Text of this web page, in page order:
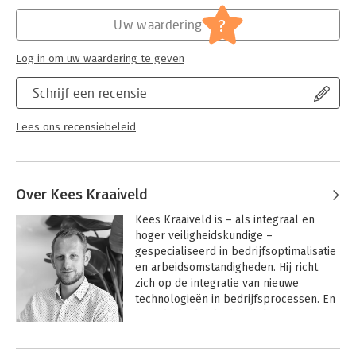
Personeelsmanagement
Schrijf een recensie
Lees ons recensiebeleid
Uw waardering ?
Log in om uw waardering te geven
Over Kees Kraaiveld
Kees Kraaiveld is – als integraal en
hoger veiligheidskundige –
gespecialiseerd in bedrijfsoptimalisatie
en arbeidsomstandigheden. Hij richt
zich op de integratie van nieuwe
technologieën in bedrijfsprocessen. En
ons leven effectiever, zinvoller en